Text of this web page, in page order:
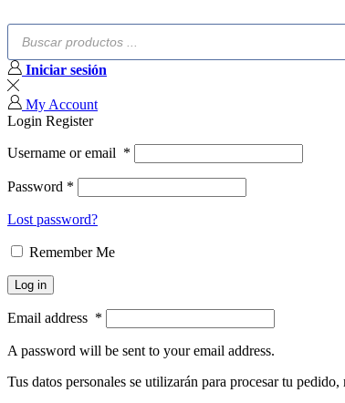
Búsqueda
productos
Iniciar sesión
My Account
Login Register
Username or email *
Password *
Lost password?
Remember Me
Log in
Email address *
A password will be sent to your email address.
Tus datos personales se utilizarán para procesar tu